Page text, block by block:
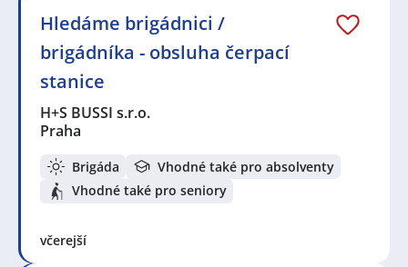
Hledáme brigádnici /
brigádníka - obsluha čerpací
stanice
H+S BUSSI s.r.o.
Praha
Brigáda
Vhodné také pro absolventy
Vhodné také pro seniory
včerejší